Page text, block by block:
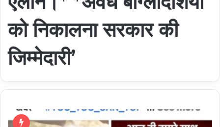
को निकालना सरकार की
जिम्मेदारी’